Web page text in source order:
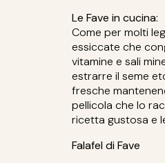
Le Fave in cucina:
Come per molti
essiccate che
vitamine e sali
estrarre il seme
fresche
pellicola che lo
ricetta gustosa e
Falafel di Fave